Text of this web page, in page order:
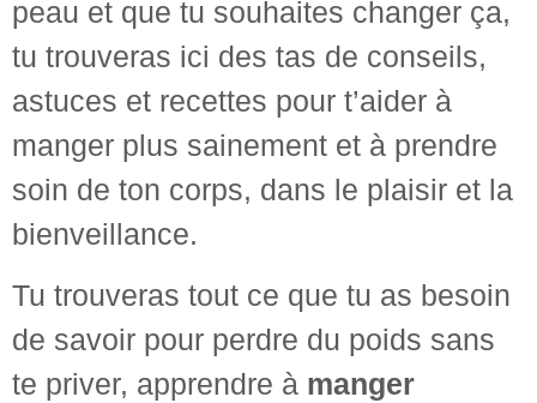
peau et que tu souhaites changer ça,
tu trouveras ici des tas de conseils,
astuces et recettes pour t’aider à
manger plus sainement et à prendre
soin de ton corps, dans le plaisir et la
bienveillance.
Tu trouveras tout ce que tu as besoin
de savoir pour perdre du poids sans
te priver, apprendre à manger